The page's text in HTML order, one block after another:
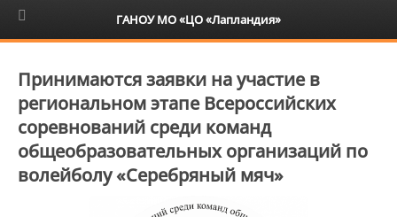
6+
Принимаются заявки на участие в
региональном этапе Всероссийских
соревнований среди команд
общеобразовательных организаций по
волейболу «Серебряный мяч»
ГАНОУ МО «ЦО «Лапландия»